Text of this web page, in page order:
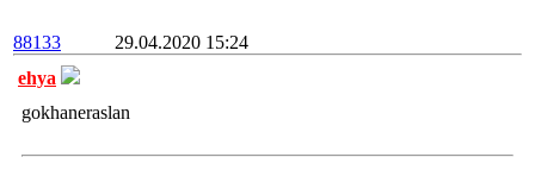
88133
29.04.2020 15:24
ehya
gokhaneraslan